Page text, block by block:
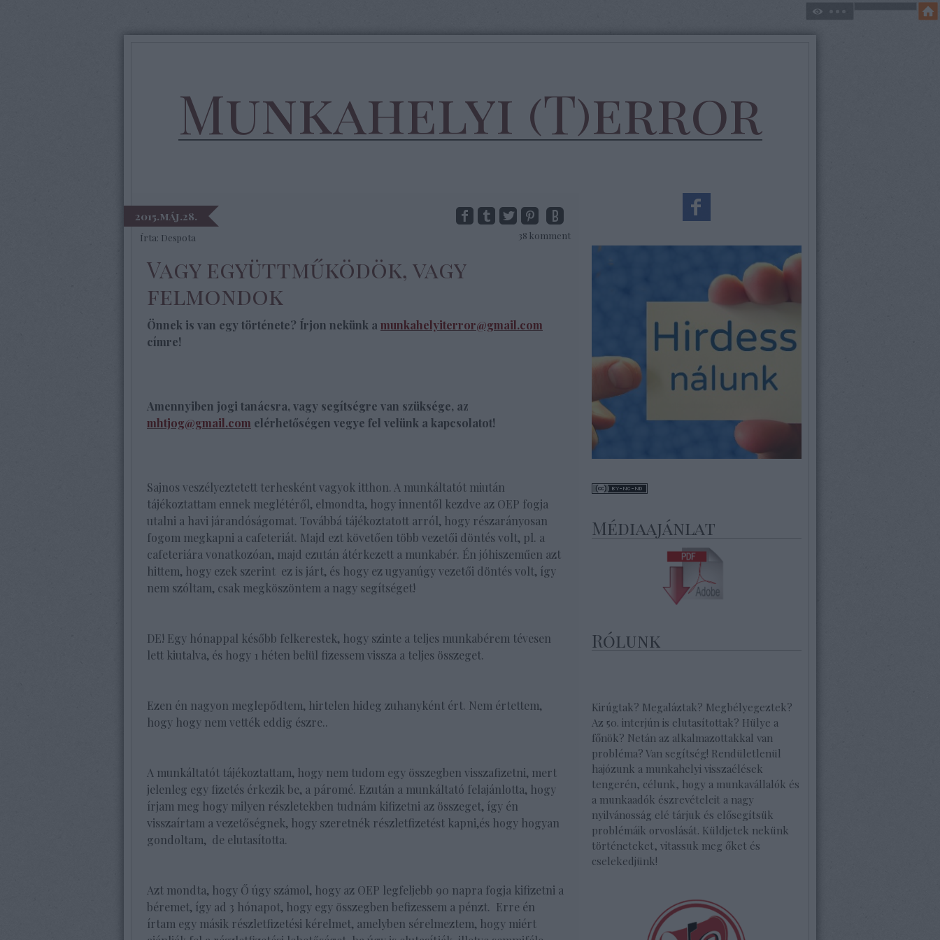
Munkahelyi (T)error
2015.máj.28.
Írta: Despota 38 komment
Vagy együttműködök, vagy
felmondok
Önnek is van egy története? Írjon nekünk a munkahelyiterror@gmail.com
címre!
Amennyiben jogi tanácsra, vagy segítségre van szüksége, az
mhtjog@gmail.com elérhetőségen vegye fel velünk a kapcsolatot!
Sajnos veszélyeztetett terhesként vagyok itthon. A munkáltatót miután
tájékoztattam ennek meglétéről, elmondta, hogy innentől kezdve az OEP fogja
utalni a havi járandóságomat. Továbbá tájékoztatott arról, hogy részarányosan
fogom megkapni a cafeteriát. Majd ezt követően több vezetői döntés volt, pl. a
cafeteriára vonatkozóan, majd ezután átérkezett a munkabér. Én jóhiszeműen azt
hittem, hogy ezek szerint ez is járt, és hogy ez ugyanúgy vezetői döntés volt, így
nem szóltam, csak megköszöntem a nagy segítséget!
DE! Egy hónappal később felkerestek, hogy szinte a teljes munkabérem tévesen
lett kiutalva, és hogy 1 héten belül fizessem vissza a teljes összeget.
Ezen én nagyon meglepődtem, hirtelen hideg zuhanyként ért. Nem értettem,
hogy hogy nem vették eddig észre..
A munkáltatót tájékoztattam, hogy nem tudom egy összegben visszafizetni, mert
jelenleg egy fizetés érkezik be, a páromé. Ezután a munkáltató felajánlotta, hogy
írjam meg hogy milyen részletekben tudnám kifizetni az összeget, így én
visszaírtam a vezetőségnek, hogy szeretnék részletfizetést kapni,és hogy hogyan
gondoltam, de elutasította.
Azt mondta, hogy Ő úgy számol, hogy az OEP legfeljebb 90 napra fogja kifizetni a
béremet, így ad 3 hónapot, hogy egy összegben befizessem a pénzt. Erre én
írtam egy másik részletfizetési kérelmet, amelyben sérelmeztem, hogy miért
Médiaajánlat
Rólunk
Kirúgtak? Megaláztak? Megbélyegeztek?
Az 50. interjún is elutasítottak? Hülye a
főnök? Netán az alkalmazottakkal van
probléma? Van segítség! Rendületlenül
hajózunk a munkahelyi visszaélések
tengerén, célunk, hogy a munkavállalók és
a munkaadók észrevételeit a nagy
nyilvánosság elé tárjuk és elősegítsük
problémáik orvoslását. Küldjetek nekünk
történeteket, vitassuk meg őket és
cselekedjünk!